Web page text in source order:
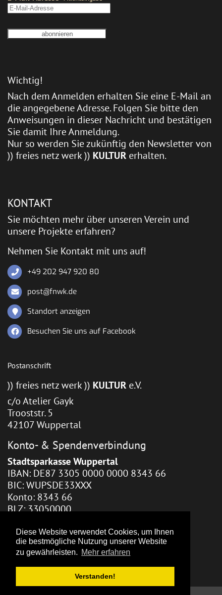
Diese Website verwendet Cookies, um Ihnen
die bestmögliche Nutzung unserer Website
zu gewährleisten. Mehr erfahren
Verstanden!
Wichtig!
Nach dem Anmelden erhalten Sie eine E-Mail an
die angegebene Adresse. Folgen Sie bitte den
Anweisungen in dieser Nachricht und bestätigen
Sie damit Ihre Anmeldung.
Nur so werden Sie zukünftig den Newsletter von
)) freies netz werk )) KULTUR erhalten.
KONTAKT
Sie möchten mehr über unseren Verein und
unsere Projekte erfahren?
Nehmen Sie Kontakt mit uns auf!
+49 202 947 920 80
post@fnwk.de
Standort anzeigen
Besuchen Sie uns auf Facebook
Postanschrift
)) freies netz werk )) KULTUR e.V.
c/o Atelier Gayk
Trooststr. 5
42107 Wuppertal
Konto- & Spendenverbindung
Stadtsparkasse Wuppertal
IBAN: DE87 3305 0000 0000 8343 66
BIC: WUPSDE33XXX
Konto: 8343 66
BLZ: 33050000
Webhosting / Redaktion
Zara Gayk